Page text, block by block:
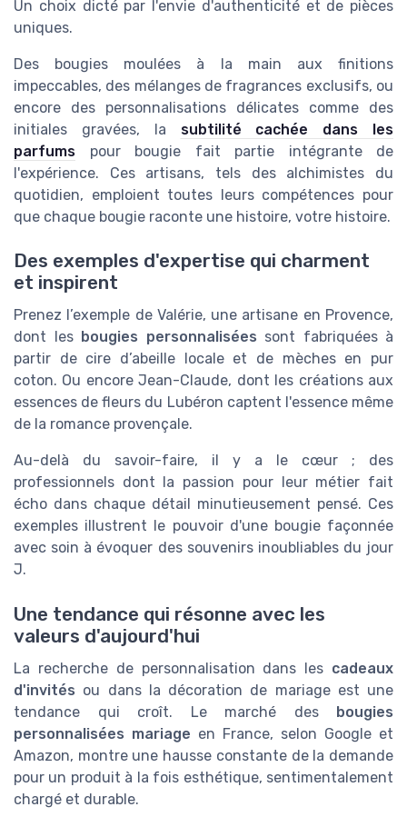
Un choix dicté par l'envie d'authenticité et de pièces
uniques.
Des bougies moulées à la main aux finitions
impeccables, des mélanges de fragrances exclusifs, ou
encore des personnalisations délicates comme des
initiales gravées, la subtilité cachée dans les
parfums pour bougie fait partie intégrante de
l'expérience. Ces artisans, tels des alchimistes du
quotidien, emploient toutes leurs compétences pour
que chaque bougie raconte une histoire, votre histoire.
Des exemples d'expertise qui charment
et inspirent
Prenez l’exemple de Valérie, une artisane en Provence,
dont les bougies personnalisées sont fabriquées à
partir de cire d’abeille locale et de mèches en pur
coton. Ou encore Jean-Claude, dont les créations aux
essences de fleurs du Lubéron captent l'essence même
de la romance provençale.
Au-delà du savoir-faire, il y a le cœur ; des
professionnels dont la passion pour leur métier fait
écho dans chaque détail minutieusement pensé. Ces
exemples illustrent le pouvoir d'une bougie façonnée
avec soin à évoquer des souvenirs inoubliables du jour
J.
Une tendance qui résonne avec les
valeurs d'aujourd'hui
La recherche de personnalisation dans les cadeaux
d'invités ou dans la décoration de mariage est une
tendance qui croît. Le marché des bougies
personnalisées mariage en France, selon Google et
Amazon, montre une hausse constante de la demande
pour un produit à la fois esthétique, sentimentalement
chargé et durable.